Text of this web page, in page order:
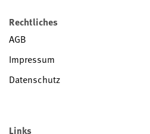
Rechtliches
AGB
Impressum
Datenschutz
Links